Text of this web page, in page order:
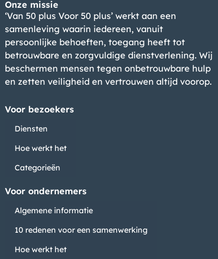
Onze missie
‘Van 50 plus Voor 50 plus’ werkt aan een
samenleving waarin iedereen, vanuit
persoonlijke behoeften, toegang heeft tot
betrouwbare en zorgvuldige dienstverlening. Wij
beschermen mensen tegen onbetrouwbare hulp
en zetten veiligheid en vertrouwen altijd voorop.
Voor bezoekers
Diensten
Hoe werkt het
Categorieën
Voor ondernemers
Algemene informatie
10 redenen voor een samenwerking
Hoe werkt het